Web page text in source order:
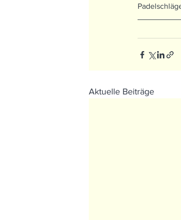
Aktuelle Beiträge